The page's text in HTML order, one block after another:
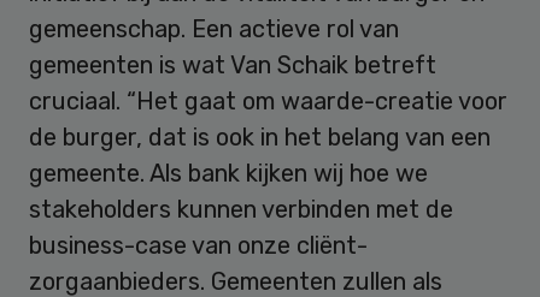
gemeenschap. Een actieve rol van
gemeenten is wat Van Schaik betreft
cruciaal. “Het gaat om waarde-creatie voor
de burger, dat is ook in het belang van een
gemeente. Als bank kijken wij hoe we
stakeholders kunnen verbinden met de
business-case van onze cliënt-
zorgaanbieders. Gemeenten zullen als